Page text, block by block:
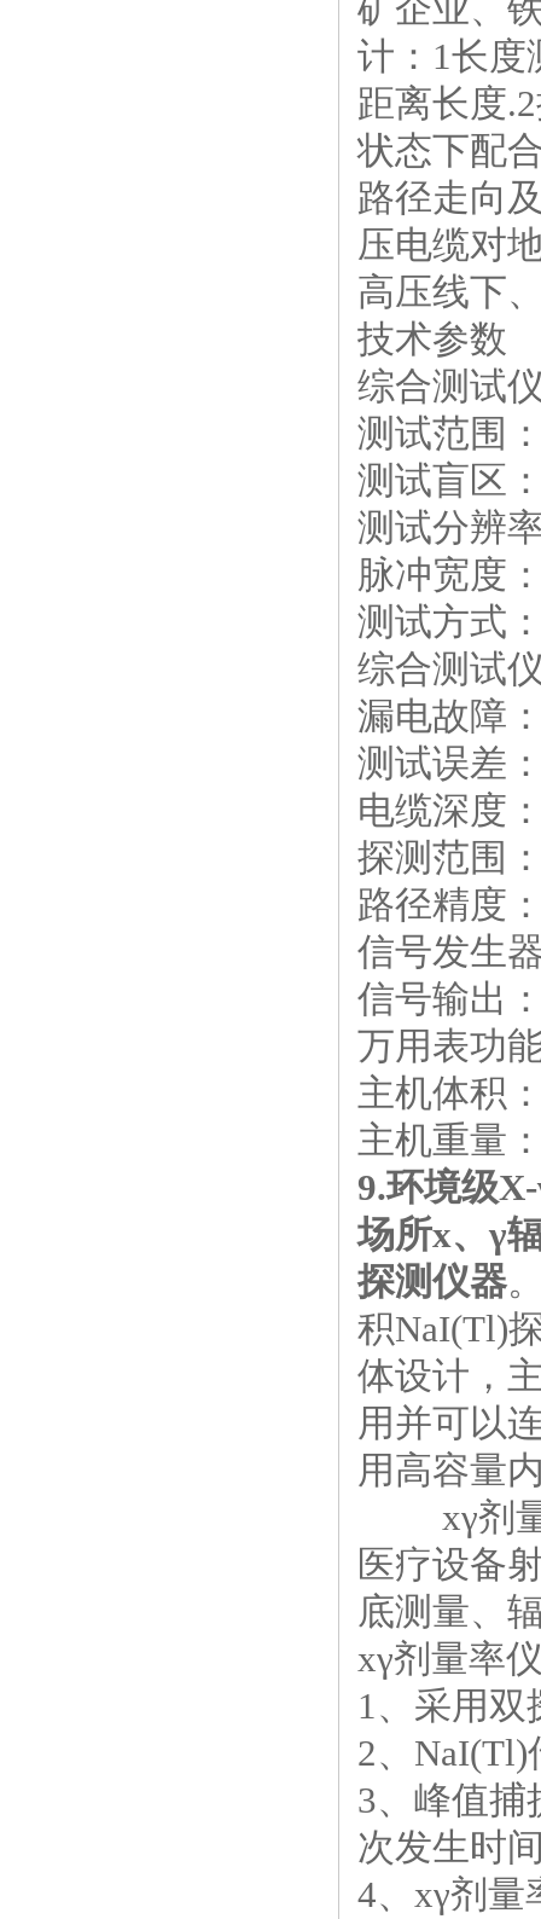
矿企业、
计： 1长度
距离长度.2
状态下配
路径走向
压电缆对
高压线下
技术参数
综合测试
测试范围
测试盲区
测试分辨
脉冲宽度
测试方式
综合测试
漏电故障
测试误差
电缆深度
探测范围
路径精度
信号发生
信号输出
万用表功
主机体积
主机重量
9.环境级X-
场所х、γ
探测仪器
积NaI(Tl)
体设计，
用并可以
用高容量
xγ剂
医疗设备
底测量、
xγ剂量率
1、采用双
2、 NaI(Tl)
3、峰值捕
次发生时
4、 xγ剂量